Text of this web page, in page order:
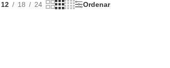
12 18 24 Ordenar